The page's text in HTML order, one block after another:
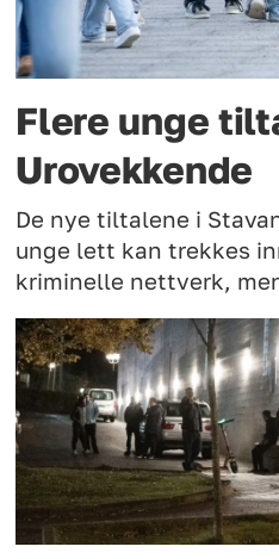
Flere unge
Urovekkende
De nye tiltalene i
unge lett kan trekkes
kriminelle nettverk,